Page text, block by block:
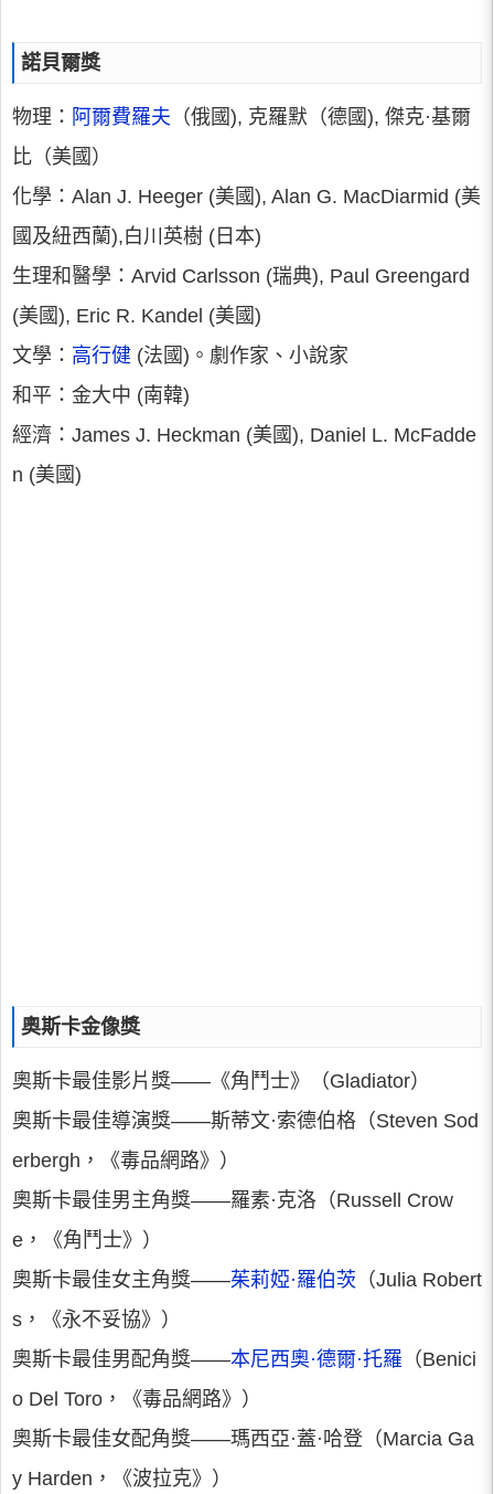
諾貝爾獎
物理： 阿爾費羅夫 （俄國), 克羅默（德國), 傑克·基爾
比（美國）
化學：Alan J. Heeger (美國), Alan G. MacDiarmid (美
國及紐西蘭),白川英樹 (日本)
生理和醫學：Arvid Carlsson (瑞典), Paul Greengard
(美國), Eric R. Kandel (美國)
文學： 高行健 (法國)。劇作家、小說家
和平：金大中 (南韓)
經濟：James J. Heckman (美國), Daniel L. McFadde
n (美國)
奧斯卡金像獎
奧斯卡最佳影片獎——《角鬥士》（Gladiator）
奧斯卡最佳導演獎——斯蒂文·索德伯格（Steven Sod
erbergh，《毒品網路》）
奧斯卡最佳男主角獎——羅素·克洛（Russell Crow
e，《角鬥士》）
奧斯卡最佳女主角獎——茱莉婭·羅伯茨 （Julia Robert
s，《永不妥協》）
奧斯卡最佳男配角獎——本尼西奧·德爾·托羅 （Benici
o Del Toro，《毒品網路》）
奧斯卡最佳女配角獎——瑪西亞·蓋·哈登（Marcia Ga
y Harden，《波拉克》）